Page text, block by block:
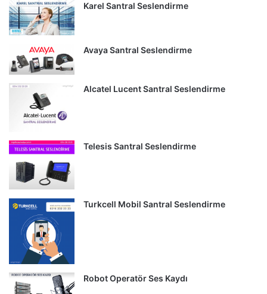
Karel Santral Seslendirme
Avaya Santral Seslendirme
Alcatel Lucent Santral Seslendirme
Telesis Santral Seslendirme
Turkcell Mobil Santral Seslendirme
Robot Operatör Ses Kaydı